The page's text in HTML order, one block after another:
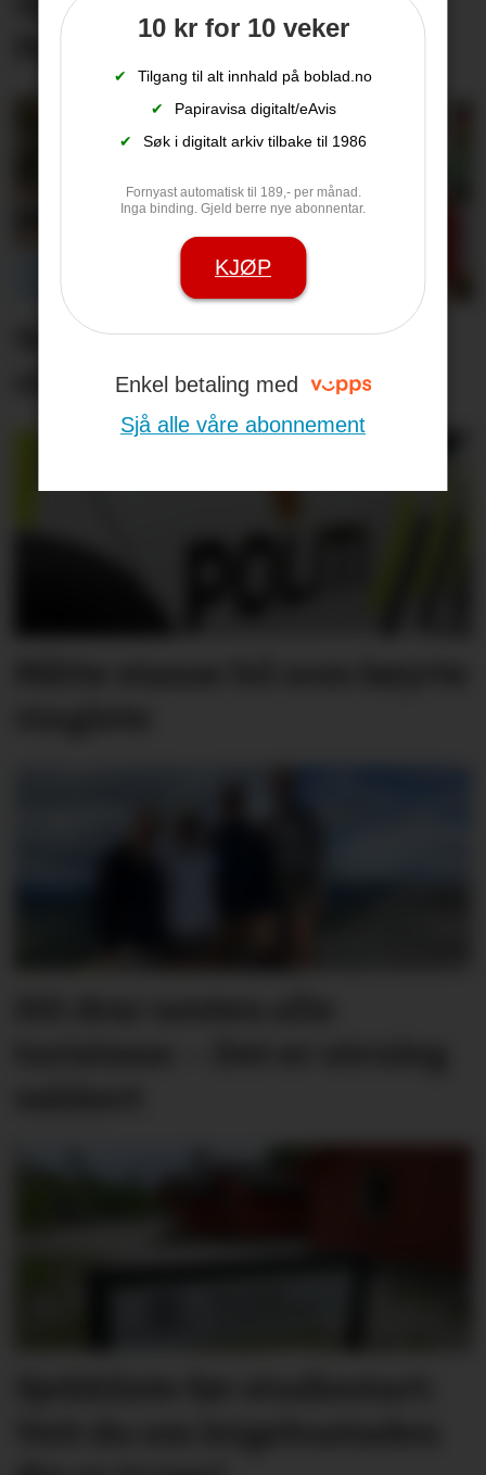
10 kr for 10 veker
✔
Tilgang til alt innhald på boblad.no
✔
Papiravisa digitalt/eAvis
✔
Søk i digitalt arkiv tilbake til 1986
Fornyast automatisk til 189,- per månad.
Inga binding. Gjeld berre nye abonnentar.
KJØP
Enkel betaling med
Sjå alle våre abonnement
Pastinakk er ikkje giftig
Set friske fargar på eit
viktig inngangs­parti